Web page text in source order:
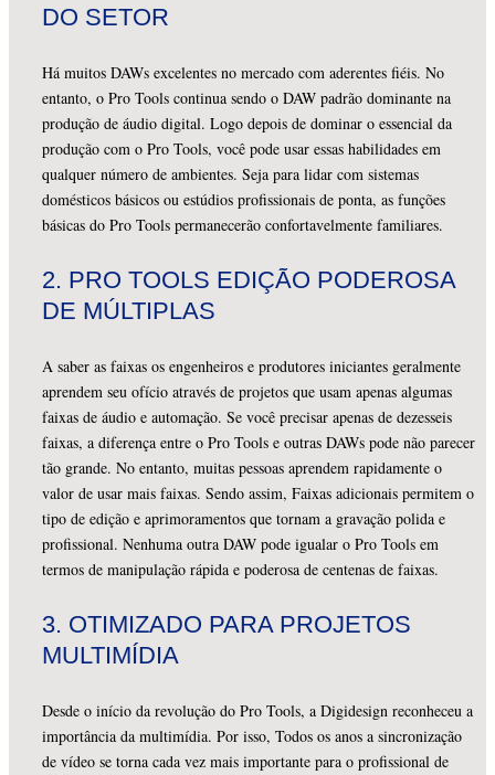
DO SETOR
Há muitos DAWs excelentes no mercado com aderentes fiéis. No
entanto, o Pro Tools continua sendo o DAW padrão dominante na
produção de áudio digital. Logo depois de dominar o essencial da
produção com o Pro Tools, você pode usar essas habilidades em
qualquer número de ambientes. Seja para lidar com sistemas
domésticos básicos ou estúdios profissionais de ponta, as funções
básicas do Pro Tools permanecerão confortavelmente familiares.
2. PRO TOOLS EDIÇÃO PODEROSA
DE MÚLTIPLAS
A saber as faixas os engenheiros e produtores iniciantes geralmente
aprendem seu ofício através de projetos que usam apenas algumas
faixas de áudio e automação. Se você precisar apenas de dezesseis
faixas, a diferença entre o Pro Tools e outras DAWs pode não parecer
tão grande. No entanto, muitas pessoas aprendem rapidamente o
valor de usar mais faixas. Sendo assim, Faixas adicionais permitem o
tipo de edição e aprimoramentos que tornam a gravação polida e
profissional. Nenhuma outra DAW pode igualar o Pro Tools em
termos de manipulação rápida e poderosa de centenas de faixas.
3. OTIMIZADO PARA PROJETOS
MULTIMÍDIA
Desde o início da revolução do Pro Tools, a Digidesign reconheceu a
importância da multimídia. Por isso, Todos os anos a sincronização
de vídeo se torna cada vez mais importante para o profissional de